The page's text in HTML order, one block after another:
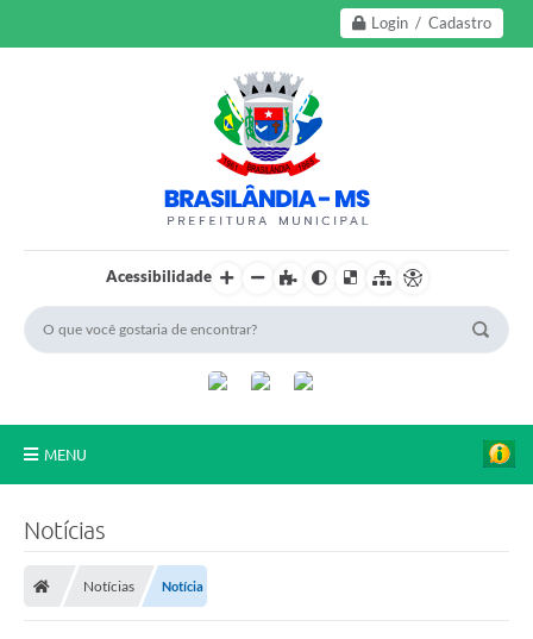
Login / Cadastro
Acessibilidade
MENU
Notícias
Notícias Notícia